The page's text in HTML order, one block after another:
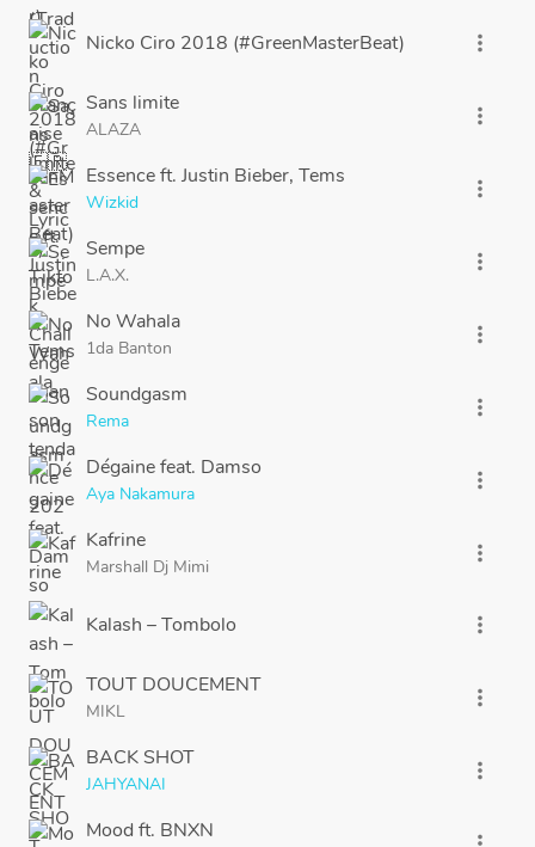
Nicko Ciro 2018 (#GreenMasterBeat) more_vert
Sans limite
ALAZA
more_vert
Essence ft. Justin Bieber, Tems
Wizkid
more_vert
Sempe
L.A.X.
more_vert
No Wahala
1da Banton
more_vert
Soundgasm
Rema
more_vert
Dégaine feat. Damso
Aya Nakamura
more_vert
Kafrine
Marshall Dj Mimi
more_vert
Kalash – Tombolo more_vert
TOUT DOUCEMENT
MIKL
more_vert
BACK SHOT
JAHYANAI
more_vert
Mood ft. BNXN